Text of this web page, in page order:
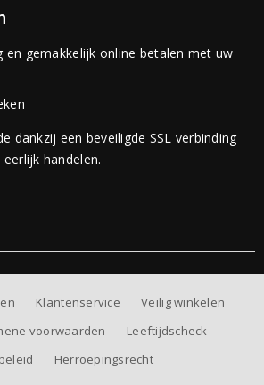
en gemakkelijk online betalen met uw
dankzij een beveiligde SSL verbinding
handelen.
Klantenservice
Veilig winkelen
voorwaarden
Leeftijdscheck
Herroepingsrecht